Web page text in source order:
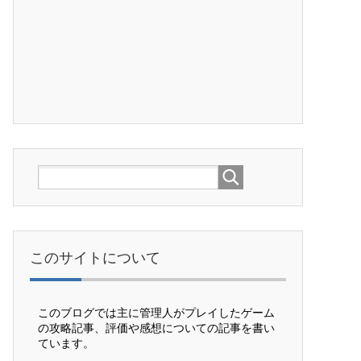
このサイトについて
このブログでは主に管理人がプレイしたゲーム
の攻略記事、評価や感想についての記事を書い
ています。